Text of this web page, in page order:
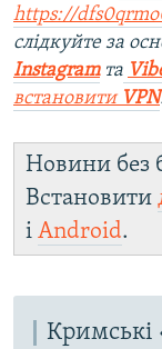
https://
слідкуйте за
Instagramта
встановити VPN
Новини без
Встановити
і Android.
Кримські